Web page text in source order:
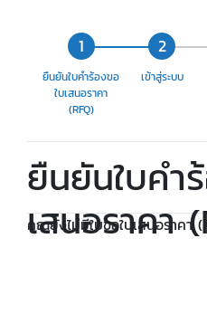
ยืนยันใบคำร้องขอ
ใบเสนอราคา
(RFQ)
เข้าสู่ระบบ
ยืนยันใบคำ
เสนอราคา
คุณยังไม่มีใบขอใบเสนอราคา